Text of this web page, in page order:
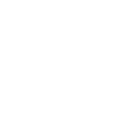
套装
详情》